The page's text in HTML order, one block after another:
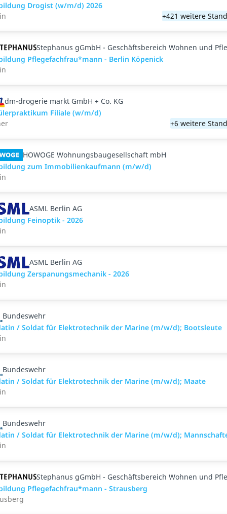
Drogist (w/m/d) 2026
+421 weitere
Stephanus gGmbH - Geschäftsbereich Wohnen und
Pflegefachfrau*mann - Berlin Köpenick
dm-drogerie markt GmbH + Co. KG
Filiale (w/m/d)
+6 weitere
HOWOGE Wohnungsbaugesellschaft mbH
zum Immobilienkaufmann (m/w/d)
ASML Berlin AG
Feinoptik - 2026
ASML Berlin AG
Zerspanungsmechanik - 2026
Bundeswehr
/ Soldat für Elektro­technik der Marine (m/w/d); Bootsleute
Bundeswehr
/ Soldat für Elektro­technik der Marine (m/w/d); Maate
Bundeswehr
/ Soldat für Elektro­technik der Marine (m/w/d);
Stephanus gGmbH - Geschäftsbereich Wohnen und
Pflegefachfrau*mann - Strausberg